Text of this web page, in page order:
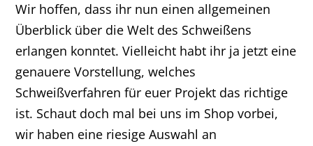
Wir hoffen, dass ihr nun einen allgemeinen
Überblick über die Welt des Schweißens
erlangen konntet. Vielleicht habt ihr ja jetzt eine
genauere Vorstellung, welches
Schweißverfahren für euer Projekt das richtige
ist. Schaut doch mal bei uns im Shop vorbei,
wir haben eine riesige Auswahl an